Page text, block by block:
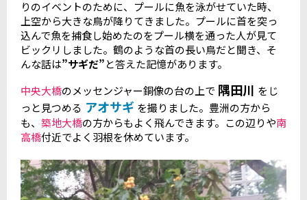
りのイベントのために、プールに魚を泳がせていた時、
上空から大きな鳥が降りてきました。プールに首を突っ
込んで魚を捕食し始めたのをプール横を通った人が見て
ビックリしました。鶴のような首の長い鳥だと聞き、そ
んな話は”サギだ”と答えた記憶があります。
中央大橋のメッセンジャー銅像の台の上で 隅田川 をじ
っと見つめる アオサギ を撮りました。豊洲の方から
も、 築地大橋の方からもよく飛んできます。この辺りや南
高橋付近でよく羽根を休めています。